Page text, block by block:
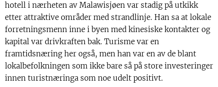
hotell i nærheten av Malawisjøen var stadig på utkikk
etter attraktive områder med strandlinje. Han sa at lokale
forretningsmenn inne i byen med kinesiske kontakter og
kapital var drivkraften bak. Turisme var en
framtidsnæring her også, men han var en av de blant
lokalbefolkningen som ikke bare så på store investeringer
innen turistnæringa som noe udelt positivt.